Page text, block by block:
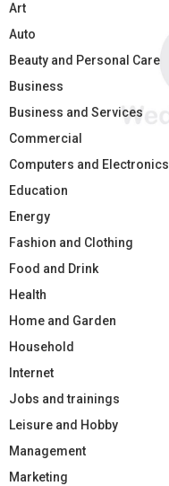
Art
Auto
Beauty and Personal Care
Business
Business and Services
Commercial
Computers and Electronics
Education
Energy
Fashion and Clothing
Food and Drink
Health
Home and Garden
Household
Internet
Jobs and trainings
Leisure and Hobby
Management
Marketing